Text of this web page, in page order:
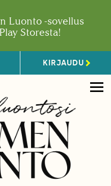
Luonto -sovellus
Storesta!
KIRJAUDU